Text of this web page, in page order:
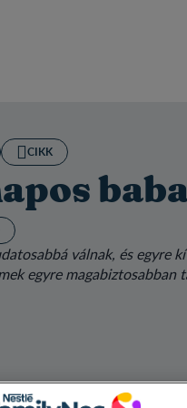
CIKK
válnak, és egyre
egyre magabiztosabban